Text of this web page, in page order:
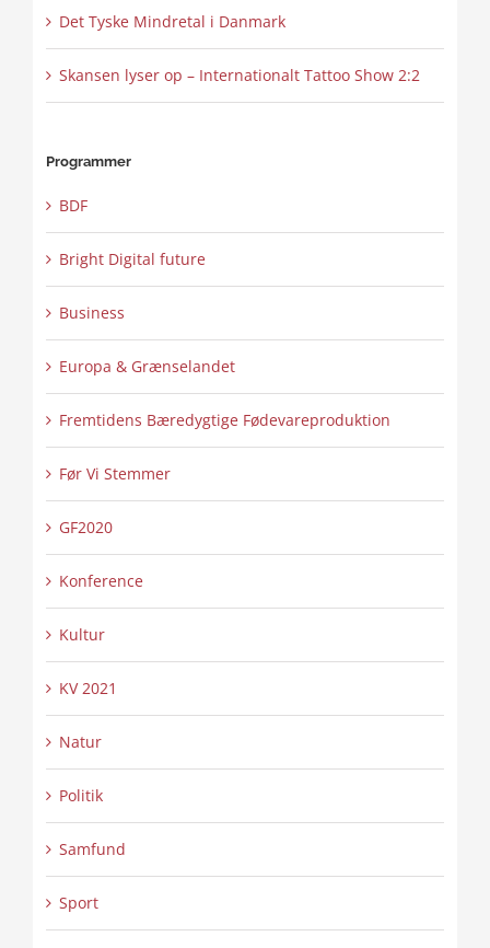
Det Tyske Mindretal i Danmark
Skansen lyser op – Internationalt Tattoo Show 2:2
Programmer
BDF
Bright Digital future
Business
Europa & Grænselandet
Fremtidens Bæredygtige Fødevareproduktion
Før Vi Stemmer
GF2020
Konference
Kultur
KV 2021
Natur
Politik
Samfund
Sport